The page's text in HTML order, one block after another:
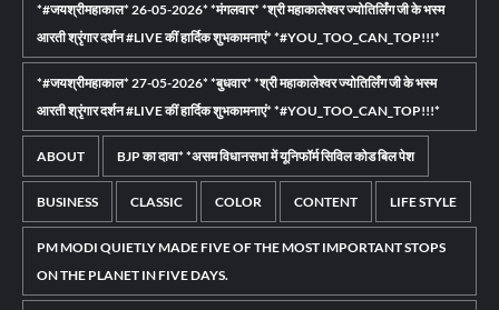
*#जयश्रीमहाकाल* 26-05-2026* *मंगलवार* *श्री महाकालेश्वर ज्योतिर्लिंग जी के भस्म
आरती श्रृंगार दर्शन #LIVE कीं हार्दिक शुभकामनाएं* *#YOU_TOO_CAN_TOP!!!*
*#जयश्रीमहाकाल* 27-05-2026* *बुधवार* *श्री महाकालेश्वर ज्योतिर्लिंग जी के भस्म
आरती श्रृंगार दर्शन #LIVE कीं हार्दिक शुभकामनाएं* *#YOU_TOO_CAN_TOP!!!*
ABOUT BJP का दावा* *असम विधानसभा में यूनिफॉर्म सिविल कोड बिल पेश
BUSINESS CLASSIC COLOR CONTENT LIFE STYLE
PM MODI QUIETLY MADE FIVE OF THE MOST IMPORTANT STOPS
ON THE PLANET IN FIVE DAYS.